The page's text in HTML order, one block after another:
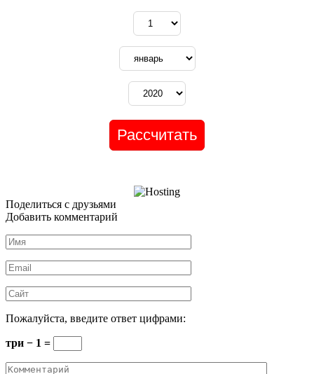
Поделиться с друзьями
Добавить комментарий
Имя
*
Email
*
Сайт
Пожалуйста, введите ответ цифрами:
три − 1 =
Комментарий